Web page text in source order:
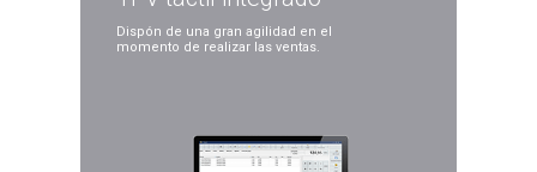
Dispón de una gran agilidad en el
momento de realizar las ventas.